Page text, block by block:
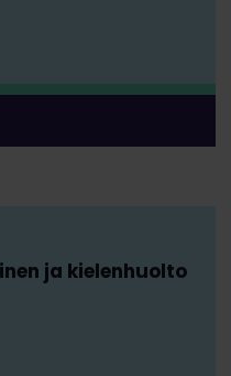
ja kielenhuolto